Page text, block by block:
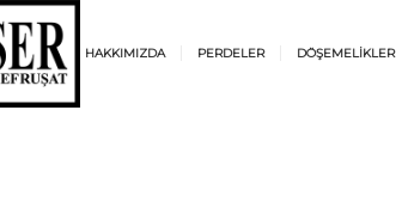
HAKKIMIZDA PERDELER DÖŞEMELİKLER